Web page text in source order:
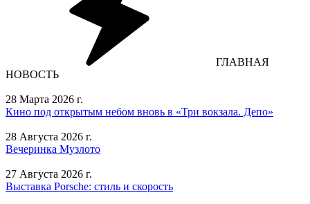
ГЛАВНАЯ
НОВОСТЬ
28 Марта 2026 г.
Кино под открытым небом вновь в «Три вокзала. Депо»
28 Августа 2026 г.
Вечеринка Музлото
27 Августа 2026 г.
Выставка Porsche: стиль и скорость